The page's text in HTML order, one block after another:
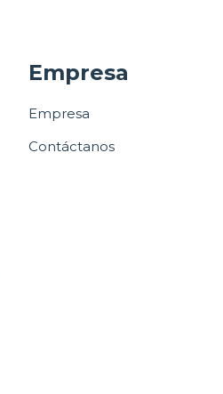
Empresa
Empresa
Contáctanos